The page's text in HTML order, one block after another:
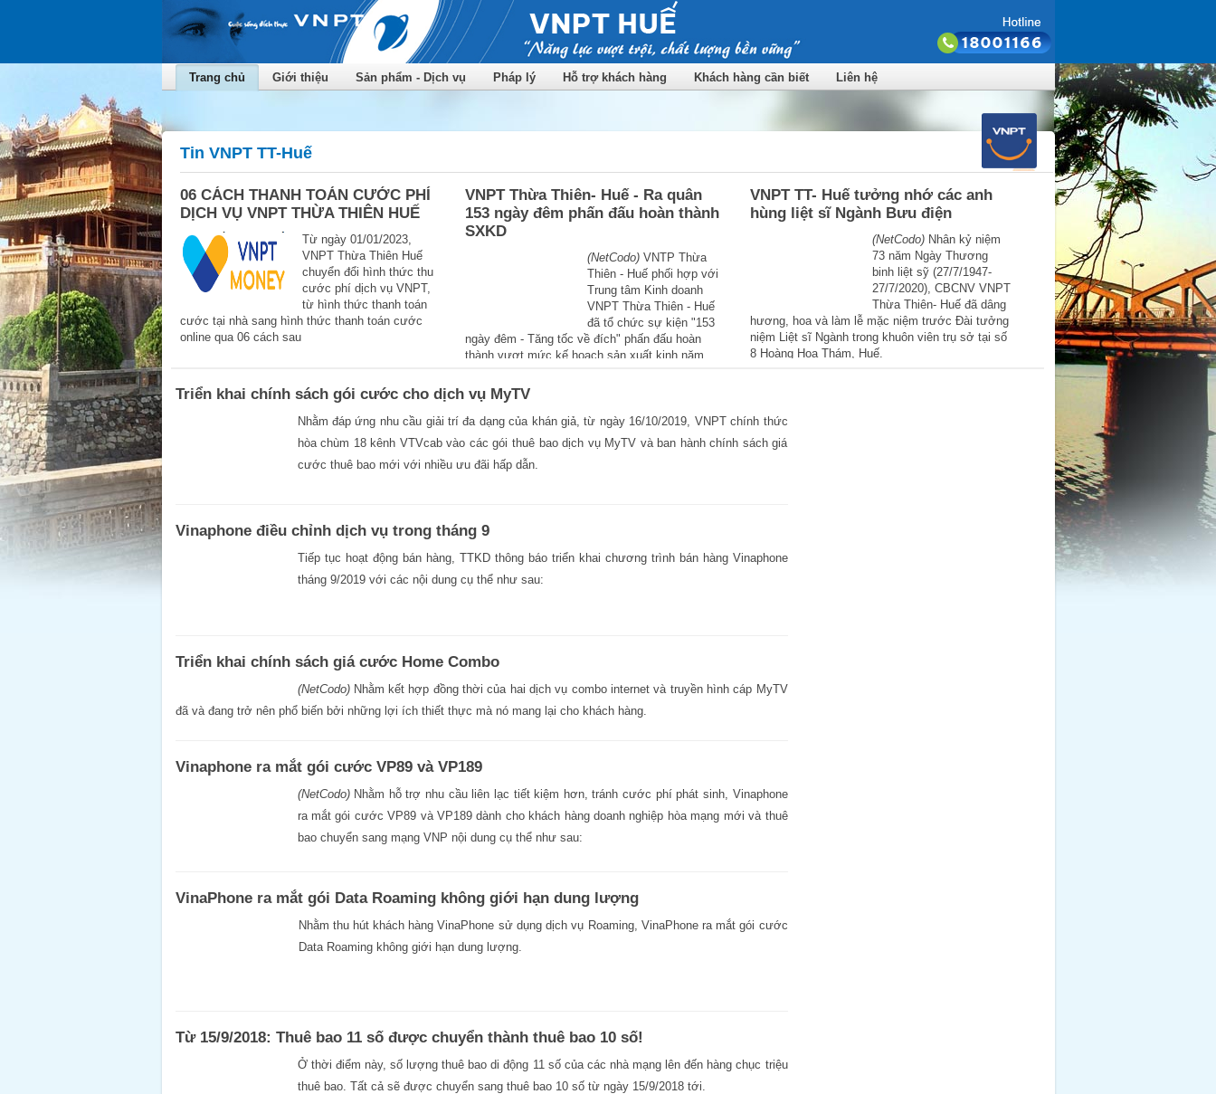
Trang chủ Giới thiệu Sản phẩm - Dịch vụ Pháp lý Hỗ trợ khách hàng Khách hàng cần biết Liên hệ
Tin VNPT TT-Huế
06 CÁCH THANH TOÁN CƯỚC PHÍ
DỊCH VỤ VNPT THỪA THIÊN HUẾ
Từ ngày 01/01/2023,
VNPT Thừa Thiên Huế
chuyển đổi hình thức thu
cước phí dịch vụ VNPT,
từ hình thức thanh toán
cước tại nhà sang hình thức thanh toán cước
online qua 06 cách sau
VNPT Thừa Thiên- Huế - Ra quân
153 ngày đêm phấn đấu hoàn thành
SXKD
(NetCodo) VNTP Thừa
Thiên - Huế phối hợp với
Trung tâm Kinh doanh
VNPT Thừa Thiên - Huế
đã tổ chức sự kiện "153
ngày đêm - Tăng tốc về đích" phấn đấu hoàn
thành vượt mức kế hoạch sản xuất kinh năm
VNPT TT- Huế tưởng nhớ các anh
hùng liệt sĩ Ngành Bưu điện
(NetCodo)Nhân kỷ niệm
73 năm Ngày Thương
binh liệt sỹ (27/7/1947-
27/7/2020), CBCNV VNPT
Thừa Thiên- Huế đã dâng
hương, hoa và làm lễ mặc niệm trước Đài tưởng
niệm Liệt sĩ Ngành trong khuôn viên trụ sở tại số
8 Hoàng Hoa Thám, Huế.
Triển khai chính sách gói cước cho dịch vụ MyTV
Nhằm đáp ứng nhu cầu giải trí đa dạng của khán giả, từ ngày 16/10/2019, VNPT chính thức
hòa chùm 18 kênh VTVcab vào các gói thuê bao dịch vụ MyTV và ban hành chính sách giá
cước thuê bao mới với nhiều ưu đãi hấp dẫn.
Vinaphone điều chỉnh dịch vụ trong tháng 9
Tiếp tục hoạt động bán hàng, TTKD thông báo triển khai chương trình bán hàng Vinaphone
tháng 9/2019 với các nội dung cụ thể như sau:
Triển khai chính sách giá cước Home Combo
(NetCodo)Nhằm kết hợp đồng thời của hai dịch vụ combo internet và truyền hình cáp MyTV
đã và đang trở nên phổ biến bởi những lợi ích thiết thực mà nó mang lại cho khách hàng.
Vinaphone ra mắt gói cước VP89 và VP189
(NetCodo)Nhằm hỗ trợ nhu cầu liên lạc tiết kiệm hơn, tránh cước phí phát sinh, Vinaphone
ra mắt gói cước VP89 và VP189 dành cho khách hàng doanh nghiệp hòa mạng mới và thuê
bao chuyển sang mạng VNP nội dung cụ thể như sau:
VinaPhone ra mắt gói Data Roaming không giới hạn dung lượng
Nhằm thu hút khách hàng VinaPhone sử dụng dịch vụ Roaming, VinaPhone ra mắt gói cước
Data Roaming không giới hạn dung lượng.
Từ 15/9/2018: Thuê bao 11 số được chuyển thành thuê bao 10 số!
Ở thời điểm này, số lượng thuê bao di động 11 số của các nhà mạng lên đến hàng chục triệu
thuê bao. Tất cả sẽ được chuyển sang thuê bao 10 số từ ngày 15/9/2018 tới.